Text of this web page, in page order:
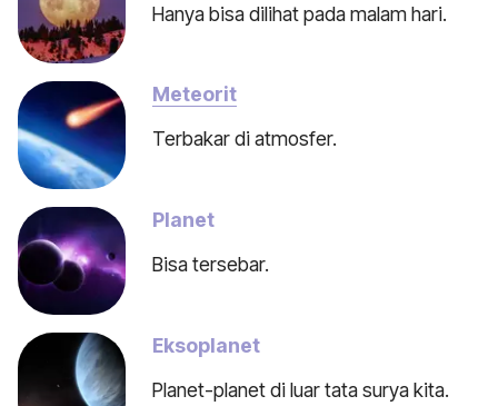
Hanya bisa dilihat pada malam hari.
Meteorit
Terbakar di atmosfer.
Planet
Bisa tersebar.
Eksoplanet
Planet-planet di luar tata surya kita.